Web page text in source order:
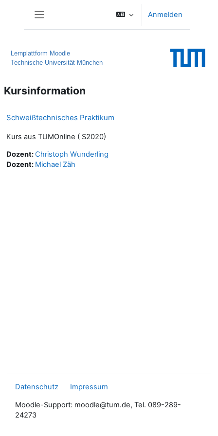
Anmelden
Lernplattform Moodle
Technische Universität München
Kursinformation
Schweißtechnisches Praktikum
Kurs aus TUMOnline ( S2020)
Dozent:Christoph Wunderling
Dozent: Michael Zäh
Datenschutz Impressum
Moodle-Support: moodle@tum.de, Tel. 089-289-
24273